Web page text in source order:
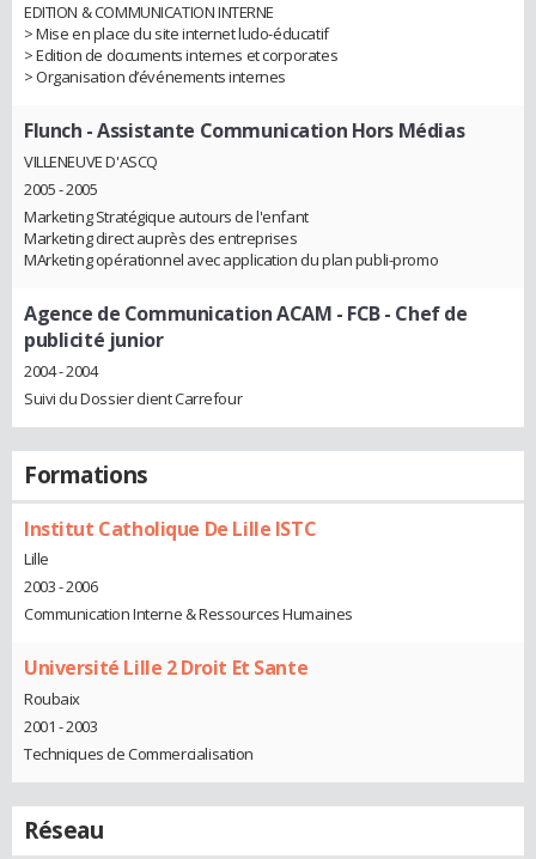
EDITION & COMMUNICATION INTERNE
> Mise en place du site internet ludo-éducatif
> Edition de documents internes et corporates
> Organisation d’événements internes
Flunch - Assistante Communication Hors Médias
VILLENEUVE D'ASCQ
2005 - 2005
Marketing Stratégique autours de l'enfant
Marketing direct auprès des entreprises
MArketing opérationnel avec application du plan publi-promo
Agence de Communication ACAM - FCB- Chef de
publicité junior
2004 - 2004
Suivi du Dossier client Carrefour
Formations
Institut Catholique De Lille ISTC
Lille
2003 - 2006
Communication Interne & Ressources Humaines
Université Lille 2 Droit Et Sante
Roubaix
2001 - 2003
Techniques de Commercialisation
Réseau